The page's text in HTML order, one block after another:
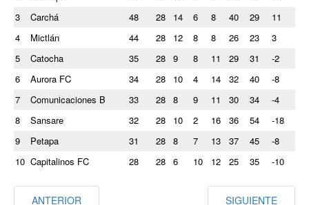
3
Carchá 48 28 14 6 8 40 29
11
4
Mictlán 44 28 12 8 8 26 23
3
5
Catocha 35 28 9 8 11 29 31
-2
6
Aurora FC 34 28 10 4 14 32 40
-8
7
Comunicaciones B 33 28 8 9 11 30 34
-4
8
Sansare 32 28 10 2 16 36 54
-18
9
Petapa 31 28 8 7 13 37 45
-8
10 Capitalinos FC 28 28 6 10 12 25 35 -10
ANTERIOR SIGUIENTE